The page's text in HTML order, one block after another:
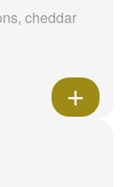
cheddar